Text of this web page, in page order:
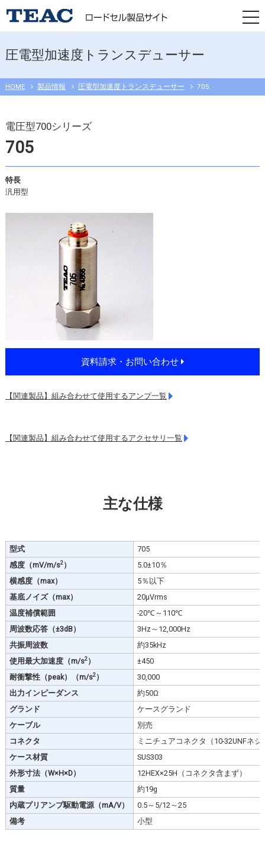
圧電型加速度トランスデューサー
HOME 製品情報 圧電型加速度トランスデューサー 705
電圧型700シリーズ
705
特長
汎用型
資料請求・お問い合わせ
【関連製品】組み合わせて使用するアンプ一覧
【関連製品】組み合わせて使用するアクセサリ一覧
主な仕様
型式
705
感度（mV/m/s2）
5.0±10％
横感度（max）
5％以下
基底ノイズ（max）
20μVrms
温度補償範囲
-20℃～110℃
周波数応答（±3dB）
3Hz～12,000Hz
共振周波数
約35kHz
使用最大加速度（m/s2）
±450
耐衝撃性（peak）（m/s2）
30,000
出力インピーダンス
約50Ω
グランド
ケースグランド
ケーブル
別売
コネクタ
ミニチュアコネクタ（10-32UNFネジ
ケース材質
SUS303
外形寸法（W×H×D）
12HEX×25H（コネクタ含まず）
質量
約19g
内蔵プリアンプ駆動電源（mA/V）
0.5～5/12～25
備考
小型